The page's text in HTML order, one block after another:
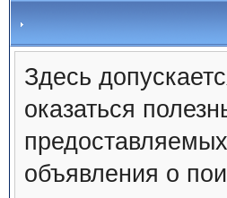
Здесь
оказаться
объявления о